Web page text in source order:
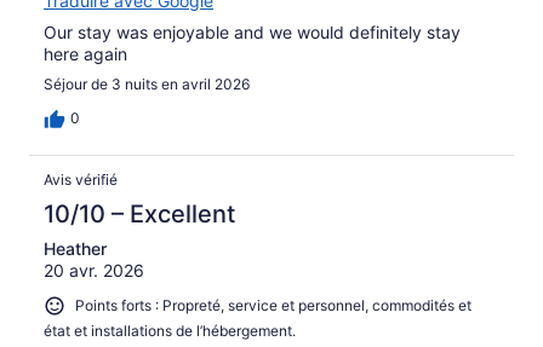
Our stay was enjoyable and we would definitely stay
here again
Séjour de 3 nuits en avril 2026
0
Avis vérifié
10/10 – Excellent
Heather
20 avr. 2026
Points forts : Propreté, service et personnel, commodités et
état et installations de l’hébergement.